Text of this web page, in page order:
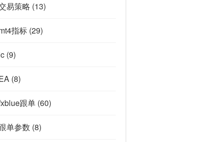
易策略 (13)
指标(29)
(9)
(8)
跟单(60)
单参数 (8)